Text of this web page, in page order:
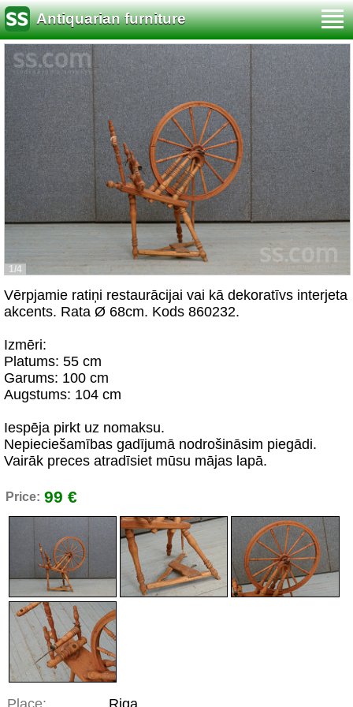
Antiquarian furniture
1/4
Vērpjamie ratiņi restaurācijai vai kā dekoratīvs interjeta
akcents. Rata Ø 68cm. Kods 860232.
Izmēri:
Platums: 55 cm
Garums: 100 cm
Augstums: 104 cm
Iespēja pirkt uz nomaksu.
Nepieciešamības gadījumā nodrošināsim piegādi.
Vairāk preces atradīsiet mūsu mājas lapā.
Price: 99 €